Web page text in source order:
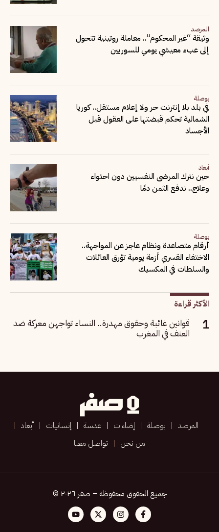
المرصد
وثيقة “غير المحكوم”.. معاملة روتينية تتحول
إلى عبء معيشي يومي للسوريين
بوصلة
في بلد بلا إنترنت حر ولا إعلام مستقل.. كوريا
الشمالية تحكم قبضتها على العقول قبل
الأجساد
أبعاد
حين نترك المرضى النفسيين دون احتواء
وعلاج.. ندفع الثمن دمًا
بوصلة
أرقام متصاعدة ونظام عاجز عن المواجهة..
الاختفاء القسري أزمة يومية تؤرق العائلات
والسلطات في المكسيك
الأكثر قراءة
قوانين غائبة وحقوق مهدرة.. النساء تواجهن معركة ضد
العنف في المغرب
المرصد بوصلة إضاءات عدسة إنسانيات
أبعاد
من نحن
تواصل معنا
جميع الحقوق محفوظة – صفر ٢٠٢٦ ©